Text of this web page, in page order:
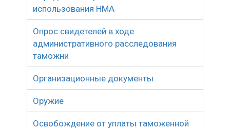
использования НМА
Опрос свидетелей в ходе
административного расследования
таможни
Организационные документы
Оружие
Освобождение от уплаты таможенной